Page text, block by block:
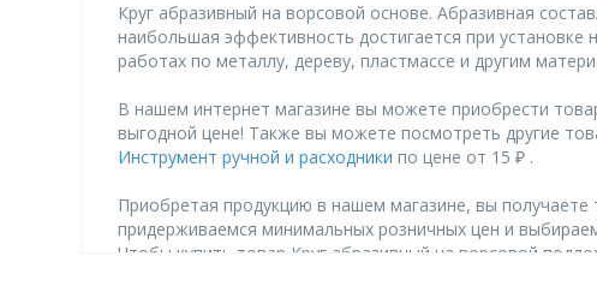
Круг абразивный на ворсовой основе. Абразивная
наибольшая эффективность достигается при
работах по металлу, дереву, пластмассе и другим
В нашем интернет магазине вы можете приобрести
выгодной цене! Также вы можете посмотреть другие
Инструмент ручной и расходники по цене от 15 ₽ .
Приобретая продукцию в нашем магазине, вы
придерживаемся минимальных розничных цен и
Чтобы купить товар Круг абразивный на ворсовой